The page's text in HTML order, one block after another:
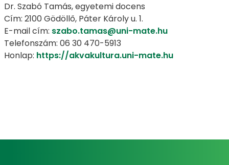
Dr. Szabó Tamás, egyetemi docens
Cím: 2100 Gödöllő, Páter Károly u. 1.
E-mail cím: szabo.tamas@uni-mate.hu
Telefonszám: 06 30 470-5913
Honlap: https://akvakultura.uni-mate.hu